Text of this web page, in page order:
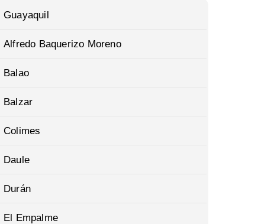
Guayaquil
Alfredo Baquerizo Moreno
Balao
Balzar
Colimes
Daule
Durán
El Empalme